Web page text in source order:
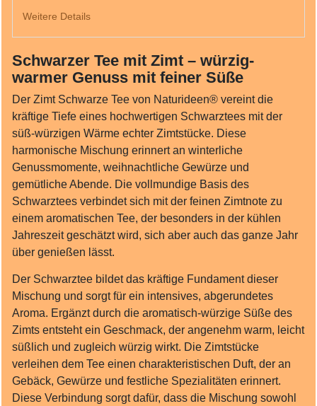
Weitere Details
Schwarzer Tee mit Zimt – würzig-
warmer Genuss mit feiner Süße
Der Zimt Schwarze Tee von Naturideen® vereint die
kräftige Tiefe eines hochwertigen Schwarztees mit der
süß‑würzigen Wärme echter Zimtstücke. Diese
harmonische Mischung erinnert an winterliche
Genussmomente, weihnachtliche Gewürze und
gemütliche Abende. Die vollmundige Basis des
Schwarztees verbindet sich mit der feinen Zimtnote zu
einem aromatischen Tee, der besonders in der kühlen
Jahreszeit geschätzt wird, sich aber auch das ganze Jahr
über genießen lässt.
Der Schwarztee bildet das kräftige Fundament dieser
Mischung und sorgt für ein intensives, abgerundetes
Aroma. Ergänzt durch die aromatisch‑würzige Süße des
Zimts entsteht ein Geschmack, der angenehm warm, leicht
süßlich und zugleich würzig wirkt. Die Zimtstücke
verleihen dem Tee einen charakteristischen Duft, der an
Gebäck, Gewürze und festliche Spezialitäten erinnert.
Diese Verbindung sorgt dafür, dass die Mischung sowohl